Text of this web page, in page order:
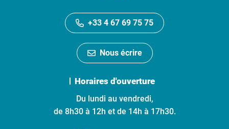
+33 4 67 69 75 75
Nous écrire
Horaires d'ouverture
Du lundi au vendredi,
de 8h30 à 12h et de 14h à 17h30.